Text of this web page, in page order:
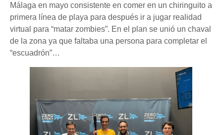
Málaga en mayo consistente en comer en un chiringuito a
primera línea de playa para después ir a jugar realidad
virtual para “matar zombies”. En el plan se unió un chaval
de la zona ya que faltaba una persona para completar el
“escuadrón”…